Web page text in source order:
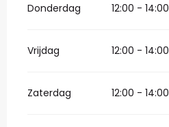
Donderdag 12:00 - 14:00
Vrijdag 12:00 - 14:00
Zaterdag 12:00 - 14:00